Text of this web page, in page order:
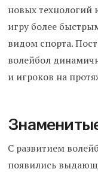
новых технологий
игру более
видом спорта.
волейбол
и игроков на
С развитием
появились